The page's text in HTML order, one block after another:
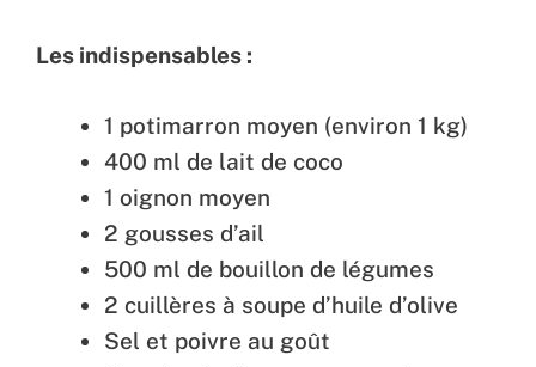
Les indispensables :
1 potimarron moyen (environ 1 kg)
400 ml de lait de coco
1 oignon moyen
2 gousses d’ail
500 ml de bouillon de légumes
2 cuillères à soupe d’huile d’olive
Sel et poivre au goût